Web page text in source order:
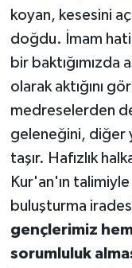
koyan, kesesini
doğdu. İmam
bir baktığımızda
olarak aktığını
medreselerden
geleneğini, diğer
taşır. Hafızlık
Kur'an'ın talimiyle
buluşturma
gençlerimiz
sorumluluk